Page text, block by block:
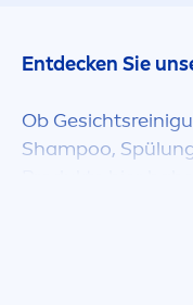
Entdecken Sie
Ob
Shampoo,
günstiger!
Produkte noch